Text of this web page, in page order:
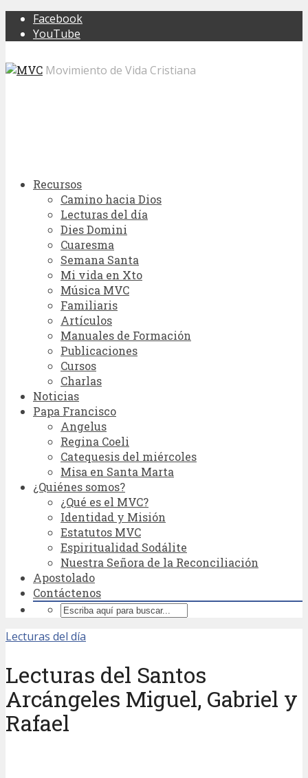
Facebook
YouTube
Movimiento de Vida Cristiana
Recursos
Camino hacia Dios
Lecturas del día
Dies Domini
Cuaresma
Semana Santa
Mi vida en Xto
Música MVC
Familiaris
Artículos
Manuales de Formación
Publicaciones
Cursos
Charlas
Noticias
Papa Francisco
Angelus
Regina Coeli
Catequesis del miércoles
Misa en Santa Marta
¿Quiénes somos?
¿Qué es el MVC?
Identidad y Misión
Estatutos MVC
Espiritualidad Sodálite
Nuestra Señora de la Reconciliación
Apostolado
Contáctenos
Lecturas del día
Lecturas del Santos
Arcángeles Miguel, Gabriel y
Rafael